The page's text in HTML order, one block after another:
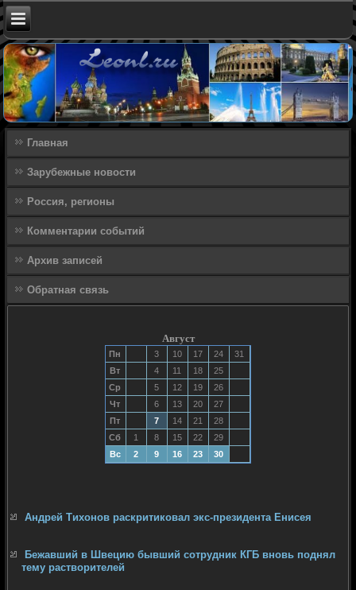
Главная
Зарубежные новости
Россия, регионы
Комментарии событий
Архив записей
Обратная связь
Август
Пн 3 10 17 24
31
Вт
4 11 18
25
Ср
5 12 19
26
Чт
6 13 20
27
Пт
7 14 21
28
Сб
1 8 15 22
29
Вс
2 9 16 23 30
Андрей Тихонов раскритиковал экс-президента Енисея
Бежавший в Швецию бывший сотрудник КГБ вновь поднял
тему растворителей